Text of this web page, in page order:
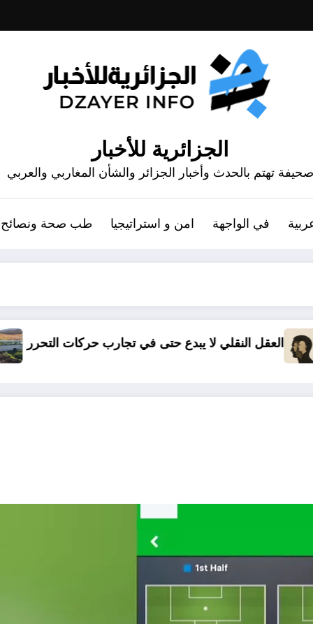
الجزائرية للأخبار
صحيفة تهتم بالحدث وأخبار الجزائر والشأن المغاربي والعربي
في الواجهة امن و استراتيجيا طب صحة ونصائح
لا يبدع حتى في تجارب حركات التحرر الوطني06 وفيات و إصابة 25 جريح في حادث مرور بقسنطينة